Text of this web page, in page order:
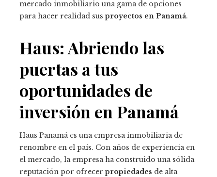
mercado inmobiliario una gama de opciones
para hacer realidad susproyectos en Panamá.
Haus: Abriendo las
puertas a tus
oportunidades de
inversión en Panamá
Haus Panamá es una empresa inmobiliaria de
renombre en el país. Con años de experiencia en
el mercado, la empresa ha construido una sólida
reputación por ofrecerpropiedades de alta